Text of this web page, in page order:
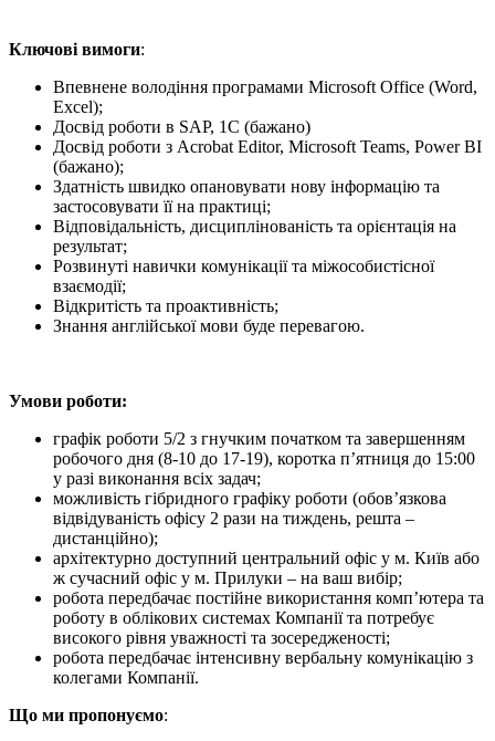
Ключові вимоги:
Впевнене володіння програмами Microsoft Office (Word,
Excel);
Досвід роботи в SAP, 1С (бажано)
Досвід роботи з Acrobat Editor, Microsoft Teams, Power BI
(бажано);
Здатність швидко опановувати нову інформацію та
застосовувати її на практиці;
Відповідальність, дисциплінованість та орієнтація на
результат;
Розвинуті навички комунікації та міжособистісної
взаємодії;
Відкритість та проактивність;
Знання англійської мови буде перевагою.
Умови роботи:
графік роботи 5/2 з гнучким початком та завершенням
робочого дня (8-10 до 17-19), коротка п’ятниця до 15:00
у разі виконання всіх задач;
можливість гібридного графіку роботи (обов’язкова
відвідуваність офісу 2 рази на тиждень, решта –
дистанційно);
архітектурно доступний центральний офіс у м. Київ або
ж сучасний офіс у м. Прилуки – на ваш вибір;
робота передбачає постійне використання комп’ютера та
роботу в облікових системах Компанії та потребує
високого рівня уважності та зосередженості;
робота передбачає інтенсивну вербальну комунікацію з
колегами Компанії.
Що ми пропонуємо: